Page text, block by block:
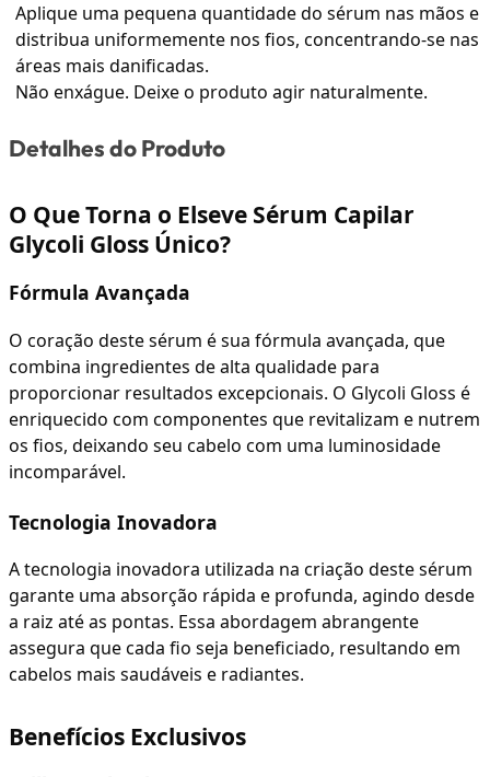
Aplique uma pequena quantidade do sérum nas mãos e
distribua uniformemente nos fios, concentrando-se nas
áreas mais danificadas.
Não enxágue. Deixe o produto agir naturalmente.
Detalhes do Produto
O Que Torna o Elseve Sérum Capilar
Glycoli Gloss Único?
Fórmula Avançada
O coração deste sérum é sua fórmula avançada, que
combina ingredientes de alta qualidade para
proporcionar resultados excepcionais. O Glycoli Gloss é
enriquecido com componentes que revitalizam e nutrem
os fios, deixando seu cabelo com uma luminosidade
incomparável.
Tecnologia Inovadora
A tecnologia inovadora utilizada na criação deste sérum
garante uma absorção rápida e profunda, agindo desde
a raiz até as pontas. Essa abordagem abrangente
assegura que cada fio seja beneficiado, resultando em
cabelos mais saudáveis e radiantes.
Benefícios Exclusivos